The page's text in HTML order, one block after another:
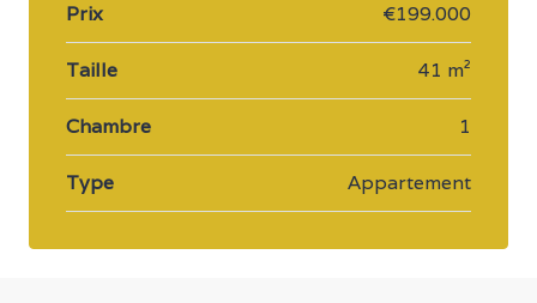
Prix €199.000
Taille 41 m²
Chambre 1
Type Appartement